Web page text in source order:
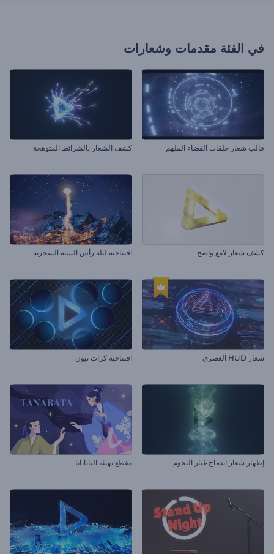
في الفئة مقدمات وشعارات
قالب شعار حلقات الفضاء الملهم كشف الشعار بالشرائط المتوهجة
كشف شعار لامع واضح افتتاحية ليلة رأس السنة السحرية
شعار HUD العصري افتتاحية كرات نيون
إظهار شعار اندماج غبار النجوم مقطع تهنئة التاناباتا